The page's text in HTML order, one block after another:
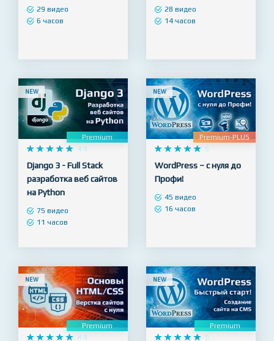
Программирование на
Java с нуля
React JS для
начинающих + Redux
NEW
    
     4.9
Django 3 - Full Stack
разработка веб сайтов
на Python
NEW
Premium-PLUS
  
  
WordPress – с нуля до
Профи!
NEW NEW